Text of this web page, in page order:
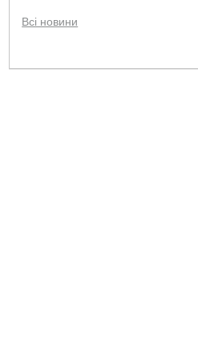
Всі новини